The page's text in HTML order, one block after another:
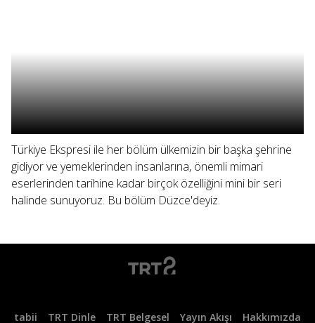
Türkiye Ekspresi ile her bölüm ülkemizin bir başka şehrine
gidiyor ve yemeklerinden insanlarına, önemli mimari
eserlerinden tarihine kadar birçok özelliğini mini bir seri
halinde sunuyoruz. Bu bölüm Düzce'deyiz.
tabii TRT Dinle TRT Belgesel Yayın Akışı Hakkımızda